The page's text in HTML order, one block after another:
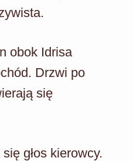
obok Idrisa
Drzwi po
się
głos kierowcy.